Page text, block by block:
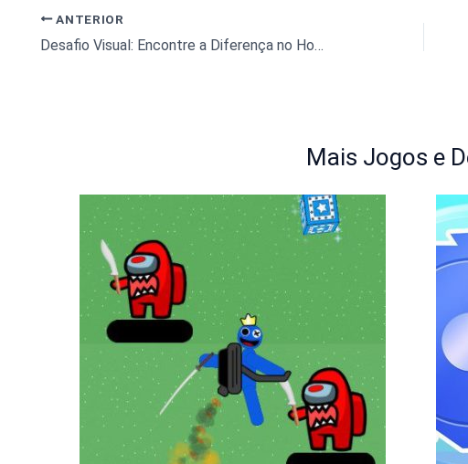
ANTERIOR
Desafio Visual: Encontre a Diferença no Homem de Negócios!
Mais Jogos e